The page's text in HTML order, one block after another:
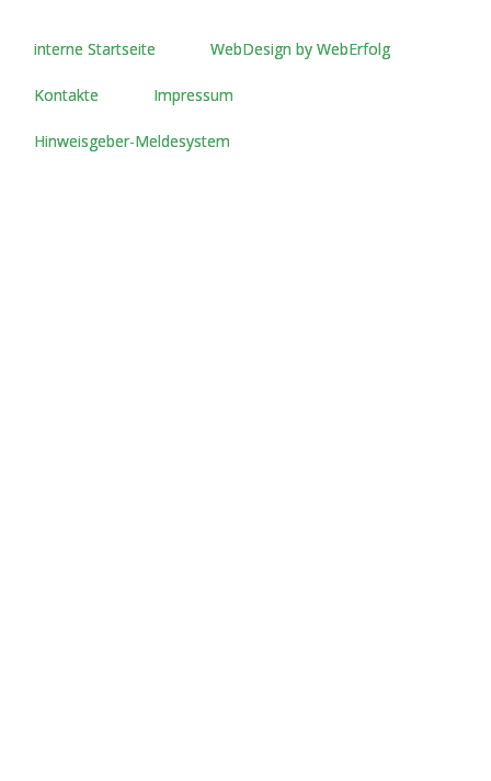
interne Startseite WebDesign by WebErfolg
Kontakte Impressum
Hinweisgeber-Meldesystem